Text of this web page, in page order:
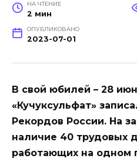
НА ЧТЕНИЕ
2 мин
ОПУБЛИКОВАНО
2023-07-01
В свой юбилей – 28
«Кучуксульфат»
Рекордов России. На
наличие 40 трудовых
работающих на одном